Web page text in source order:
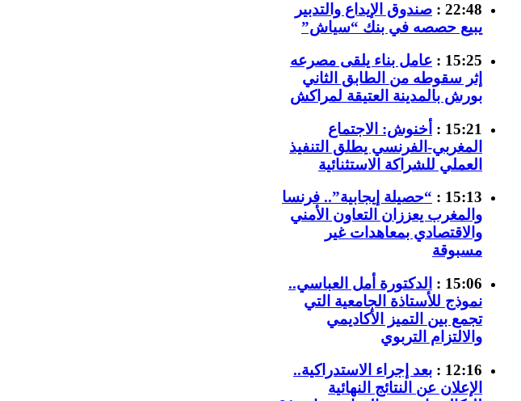
22:48 :
صندوق الإيداع والتدبير
يبيع حصصه في بنك “سياش”
15:25 :
عامل بناء يلقى مصرعه
إثر سقوطه من الطابق الثاني
بورش بالمدينة العتيقة لمراكش
15:21 :
أخنوش: الاجتماع
المغربي-الفرنسي يطلق التنفيذ
العملي للشراكة الاستثنائية
15:13 :
“حصيلة إيجابية”.. فرنسا
والمغرب يعززان التعاون الأمني
والاقتصادي بمعاهدات غير
مسبوقة
15:06 :
الدكتورة أمل العباسي..
نموذج للأستاذة الجامعية التي
تجمع بين التميز الأكاديمي
والالتزام التربوي
12:16 :
بعد إجراء الاستدراكية..
الإعلان عن النتائج النهائية